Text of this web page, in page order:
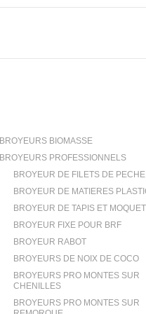
BROYEURS BIOMASSE
BROYEURS PROFESSIONNELS
BROYEUR DE FILETS DE PECHE
BROYEUR DE MATIERES
BROYEUR DE TAPIS ET
BROYEUR FIXE POUR BRF
BROYEUR RABOT
BROYEURS DE NOIX DE COCO
BROYEURS PRO MONTES SUR
CHENILLES
BROYEURS PRO MONTES SUR